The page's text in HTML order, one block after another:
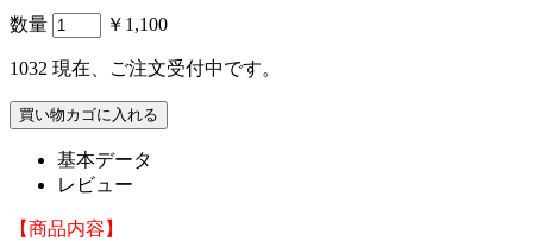
数量 ￥1,100
1032 現在、ご注文受付中です。
基本データ
レビュー
【商品内容】